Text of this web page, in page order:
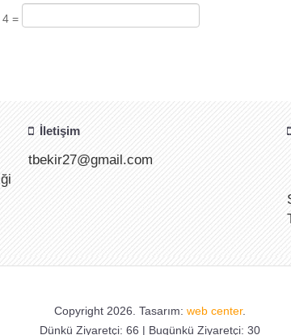
4 =
İletişim
tbekir27@gmail.com
Copyright 2026. Tasarım: web center.
Dünkü Ziyaretçi: 66 | Bugünkü Ziyaretçi: 30